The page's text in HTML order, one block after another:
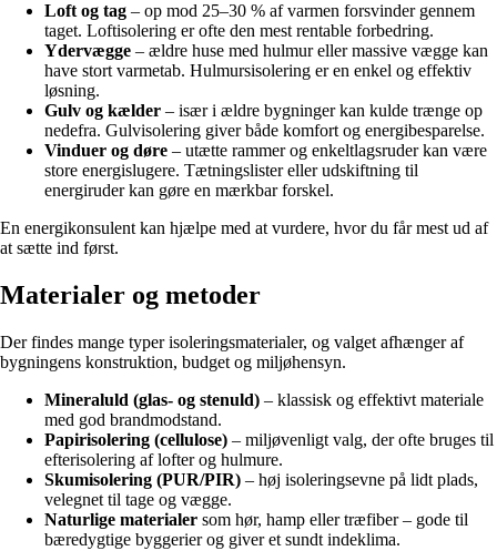
Loft og tag – op mod 25–30 % af varmen forsvinder gennem
taget. Loftisolering er ofte den mest rentable forbedring.
Ydervægge – ældre huse med hulmur eller massive vægge kan
have stort varmetab. Hulmursisolering er en enkel og effektiv
løsning.
Gulv og kælder – især i ældre bygninger kan kulde trænge op
nedefra. Gulvisolering giver både komfort og energibesparelse.
Vinduer og døre – utætte rammer og enkeltlagsruder kan være
store energislugere. Tætningslister eller udskiftning til
energiruder kan gøre en mærkbar forskel.
En energikonsulent kan hjælpe med at vurdere, hvor du får mest ud af
at sætte ind først.
Materialer og metoder
Der findes mange typer isoleringsmaterialer, og valget afhænger af
bygningens konstruktion, budget og miljøhensyn.
Mineraluld (glas- og stenuld) – klassisk og effektivt materiale
med god brandmodstand.
Papirisolering (cellulose) – miljøvenligt valg, der ofte bruges til
efterisolering af lofter og hulmure.
Skumisolering (PUR/PIR) – høj isoleringsevne på lidt plads,
velegnet til tage og vægge.
Naturlige materialer som hør, hamp eller træfiber – gode til
bæredygtige byggerier og giver et sundt indeklima.